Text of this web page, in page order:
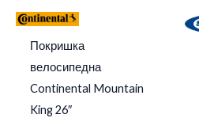
Покришка
велосипедна
Continental Mountain
King 26″